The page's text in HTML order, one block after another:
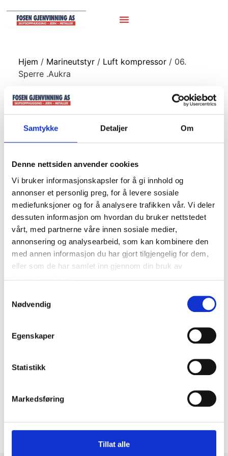
Samtykke Detaljer Om
Denne nettsiden anvender cookies
Vi bruker informasjonskapsler for å gi innhold og
annonser et personlig preg, for å levere sosiale
mediefunksjoner og for å analysere trafikken vår. Vi deler
dessuten informasjon om hvordan du bruker nettstedet
vårt, med partnerne våre innen sosiale medier,
annonsering og analysearbeid, som kan kombinere den
med annen informasjon du har gjort tilgjengelig for dem,
eller som de har samlet inn gjennom din bruk av
Nødvendig
Egenskaper
Statistikk
Markedsføring
Tillat alle
Hjem / Marineutstyr/ Luft kompressor/ 06.
Sperre .Aukra
06. Sperre .Aukra